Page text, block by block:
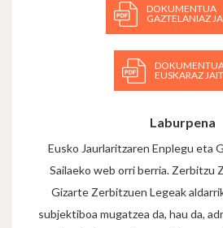
DOKUMENTUA
GAZTELANIAZ
EUSKARAZ
Laburpena
Eusko Jaurlaritzaren Enplegu eta
Sailaeko web orri berria. Zerbitzu
Gizarte Zerbitzuen Legeak
subjektiboa mugatzea da, hau da,